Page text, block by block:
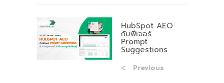
HubSpot AEO
กับฟีเจอร์
Prompt
Suggestions
Previous